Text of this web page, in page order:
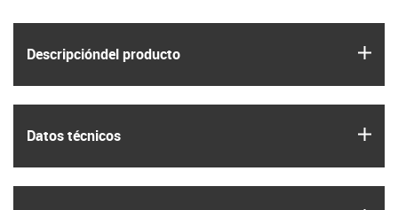
Descripción­del producto
Datos técnicos